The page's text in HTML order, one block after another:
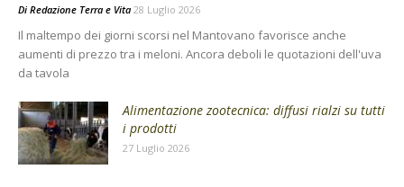
Di Redazione Terra e Vita 28 Luglio 2026
Il maltempo dei giorni scorsi nel Mantovano favorisce anche
aumenti di prezzo tra i meloni. Ancora deboli le quotazioni dell'uva
da tavola
Alimentazione zootecnica: diffusi rialzi su tutti
i prodotti
27 Luglio 2026